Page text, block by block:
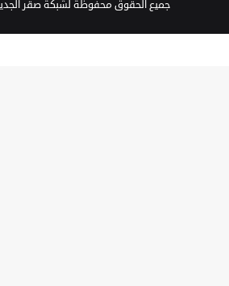
جميع الحقوق محفوظة لشبكة صقر الجديان